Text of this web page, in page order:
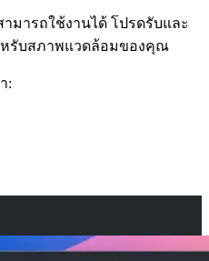
มารถใช้งานได้ โปรดรับและ
หรับสภาพแวดล้อมของคุณ
: